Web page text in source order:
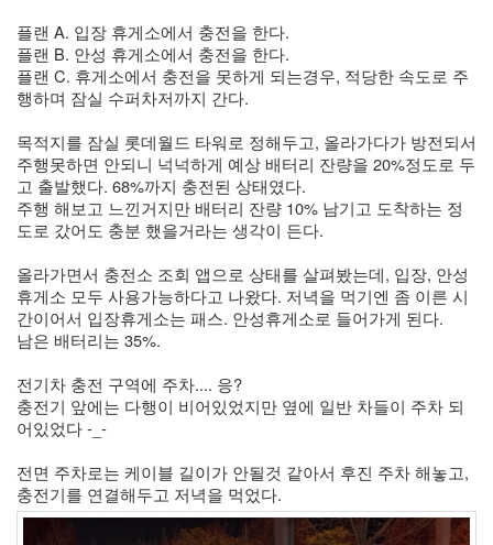
플랜 A. 입장 휴게소에서 충전을 한다.
플랜 B. 안성 휴게소에서 충전을 한다.
플랜 C. 휴게소에서 충전을 못하게 되는경우, 적당한 속도로 주
행하며 잠실 수퍼차저까지 간다.
목적지를 잠실 롯데월드 타워로 정해두고, 올라가다가 방전되서
주행못하면 안되니 넉넉하게 예상 배터리 잔량을 20%정도로 두
고 출발했다. 68%까지 충전된 상태였다.
주행 해보고 느낀거지만 배터리 잔량 10% 남기고 도착하는 정
도로 갔어도 충분 했을거라는 생각이 든다.
올라가면서 충전소 조회 앱으로 상태를 살펴봤는데, 입장, 안성
휴게소 모두 사용가능하다고 나왔다. 저녁을 먹기엔 좀 이른 시
간이어서 입장휴게소는 패스. 안성휴게소로 들어가게 된다.
남은 배터리는 35%.
전기차 충전 구역에 주차.... 응?
충전기 앞에는 다행이 비어있었지만 옆에 일반 차들이 주차 되
어있었다 -_-
전면 주차로는 케이블 길이가 안될것 같아서 후진 주차 해놓고,
충전기를 연결해두고 저녁을 먹었다.